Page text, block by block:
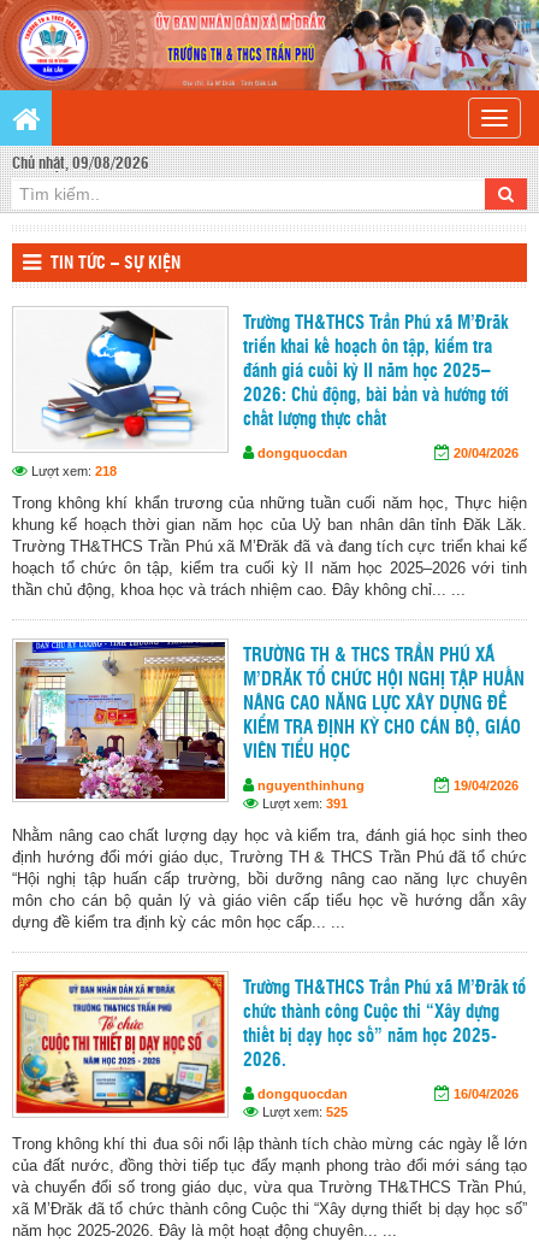
Toggle
Chủ nhật, 09/08/2026
TIN TỨC – SỰ KIỆN
Trường TH&THCS Trần Phú xã M’Đrăk
triển khai kế hoạch ôn tập, kiểm tra
đánh giá cuối kỳ II năm học 2025–
2026: Chủ động, bài bản và hướng tới
chất lượng thực chất
dongquocdan
20/04/2026
Lượt xem: 218
Trong không khí khẩn trương của những tuần cuối năm học, Thực hiện
khung kế hoạch thời gian năm học của Uỷ ban nhân dân tỉnh Đăk Lăk.
Trường TH&THCS Trần Phú xã M’Đrăk đã và đang tích cực triển khai kế
hoạch tổ chức ôn tập, kiểm tra cuối kỳ II năm học 2025–2026 với tinh
thần chủ động, khoa học và trách nhiệm cao. Đây không chỉ... ...
TRƯỜNG TH & THCS TRẦN PHÚ XÃ
M’DRĂK TỔ CHỨC HỘI NGHỊ TẬP HUẤN
NÂNG CAO NĂNG LỰC XÂY DỰNG ĐỀ
KIỂM TRA ĐỊNH KỲ CHO CÁN BỘ, GIÁO
VIÊN TIỂU HỌC
nguyenthinhung
19/04/2026
Lượt xem: 391
Nhằm nâng cao chất lượng dạy học và kiểm tra, đánh giá học sinh theo
định hướng đổi mới giáo dục, Trường TH & THCS Trần Phú đã tổ chức
“Hội nghị tập huấn cấp trường, bồi dưỡng nâng cao năng lực chuyên
môn cho cán bộ quản lý và giáo viên cấp tiểu học về hướng dẫn xây
dựng đề kiểm tra định kỳ các môn học cấp... ...
Trường TH&THCS Trần Phú xã M’Đrăk tổ
chức thành công Cuộc thi “Xây dựng
thiết bị dạy học số” năm học 2025-
2026.
dongquocdan
16/04/2026
Lượt xem: 525
Trong không khí thi đua sôi nổi lập thành tích chào mừng các ngày lễ lớn
của đất nước, đồng thời tiếp tục đẩy mạnh phong trào đổi mới sáng tạo
và chuyển đổi số trong giáo dục, vừa qua Trường TH&THCS Trần Phú,
xã M’Đrăk đã tổ chức thành công Cuộc thi “Xây dựng thiết bị dạy học số”
năm học 2025-2026. Đây là một hoạt động chuyên... ...